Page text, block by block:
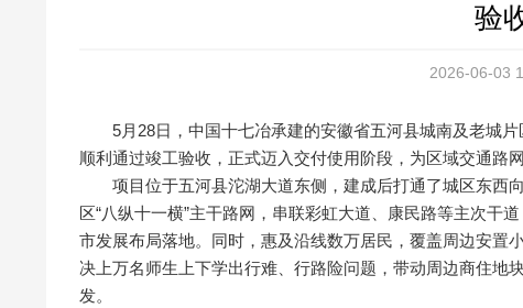
验
2026-06-03
5月28日，中国十七冶承建的安徽省五河县城南及老城
顺利通过竣工验收，正式迈入交付使用阶段，为区域交通路
项目位于五河县沱湖大道东侧，建成后打通了城区东西
区“八纵十一横”主干路网，串联彩虹大道、康民路等主次干
市发展布局落地。同时，惠及沿线数万居民，覆盖周边安置
决上万名师生上下学出行难、行路险问题，带动周边商住地
发。